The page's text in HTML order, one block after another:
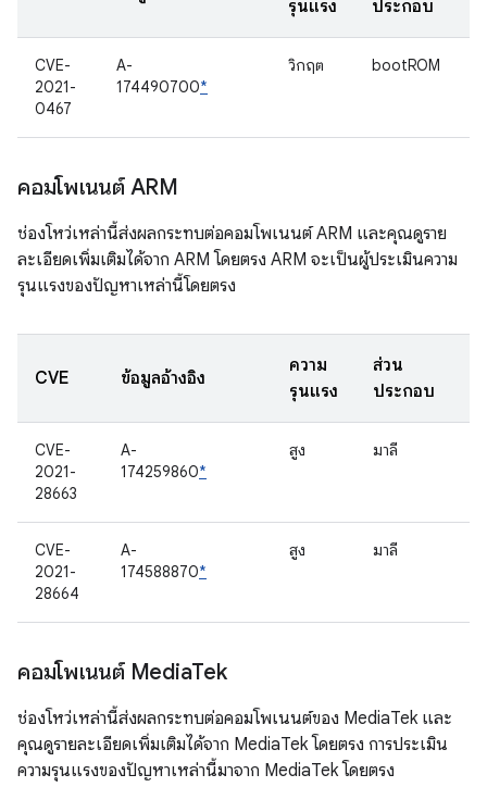
รุนแรง
ประกอบ
CVE-
2021-
0467
A-
174490700*
วิกฤต bootROM
คอมโพเนนต์ ARM
ช่องโหว่เหล่านี้ส่งผลกระทบต่อคอมโพเนนต์ ARM และคุณดูราย
ละเอียดเพิ่มเติมได้จาก ARM โดยตรง ARM จะเป็นผู้ประเมินความ
รุนแรงของปัญหาเหล่านี้โดยตรง
CVE ข้อมูลอ้างอิง
ความ
รุนแรง
ส่วน
ประกอบ
CVE-
2021-
28663
A-
174259860*
สูง มาลี
CVE-
2021-
28664
A-
174588870*
สูง มาลี
คอมโพเนนต์ MediaTek
ช่องโหว่เหล่านี้ส่งผลกระทบต่อคอมโพเนนต์ของ MediaTek และ
คุณดูรายละเอียดเพิ่มเติมได้จาก MediaTek โดยตรง การประเมิน
ความรุนแรงของปัญหาเหล่านี้มาจาก MediaTek โดยตรง